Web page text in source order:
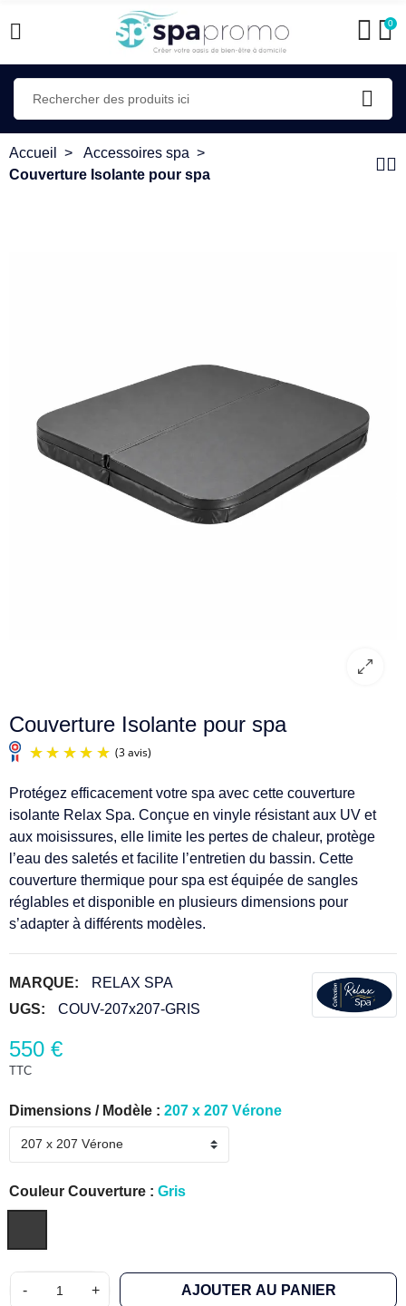
0
Accueil
Accessoires spa
Couverture Isolante pour spa
Couverture Isolante pour spa
(3 avis)
Protégez efficacement votre spa avec cette couverture
isolante Relax Spa. Conçue en vinyle résistant aux UV et
aux moisissures, elle limite les pertes de chaleur, protège
l’eau des saletés et facilite l’entretien du bassin. Cette
couverture thermique pour spa est équipée de sangles
réglables et disponible en plusieurs dimensions pour
s’adapter à différents modèles.
MARQUE:
RELAX SPA
UGS:
COUV-207x207-GRIS
550 €
TTC
Dimensions / Modèle : 207 x 207 Vérone
Couleur Couverture : Gris
- + AJOUTER AU PANIER